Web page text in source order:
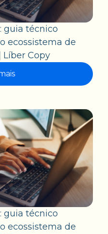
guia técnico
ecossistema de
Líber Copy
guia técnico
ecossistema de